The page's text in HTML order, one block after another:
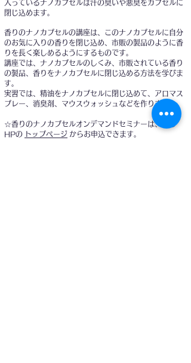
入っているナノカプセルは汗の臭いや悪臭をカプセルに
閉じ込めます。
香りのナノカプセルの講座は、このナノカプセルに自分
のお気に入りの香りを閉じ込め、市販の製品のように香
りを長く楽しめるようにするものです。
講座では、ナノカプセルのしくみ、市販されている香り
の製品、香りをナノカプセルに閉じ込める方法を学びま
す。
実習では、精油をナノカプセルに閉じ込めて、アロマス
プレー、消臭剤、マウスウォッシュなどを作ります。
☆香りのナノカプセルオンデマンドセミナーは、この
HPの トップページ からお申込できます。